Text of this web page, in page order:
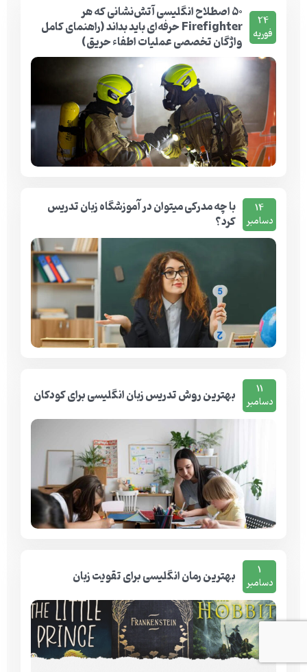
24
فوریه
۵۰ اصطلاح انگلیسی آتش‌نشانی که هر
Firefighter حرفه‌ای باید بداند (راهنمای کامل
واژگان تخصصی عملیات اطفاء حریق)
14
دسامبر
با چه مدرکی میتوان در آموزشگاه زبان تدریس
کرد؟
11
دسامبر بهترین روش تدریس زبان انگلیسی برای کودکان
1
دسامبر بهترین رمان انگلیسی برای تقویت زبان